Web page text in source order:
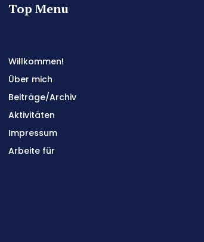
Top Menu
Willkommen!
Über mich
Beiträge/Archiv
Aktivitäten
Impressum
Arbeite für